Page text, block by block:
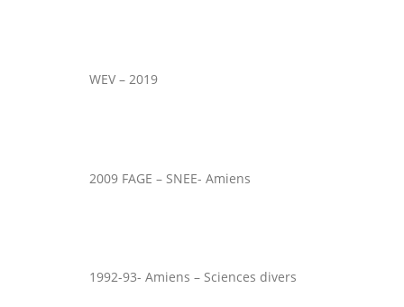
WEV – 2019
2009 FAGE – SNEE- Amiens
1992-93- Amiens – Sciences divers